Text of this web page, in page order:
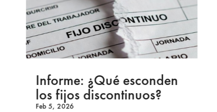
Informe: ¿Qué esconden
los fijos discontinuos?
Feb 5, 2026